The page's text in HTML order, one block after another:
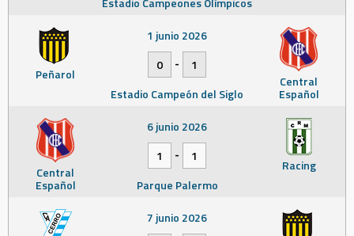
Peñarol Central
Español
1 junio 2026
0
-
1
Estadio Campeón del Siglo
Central
Español
Racing
6 junio 2026
1
-
1
Parque Palermo
7 junio 2026